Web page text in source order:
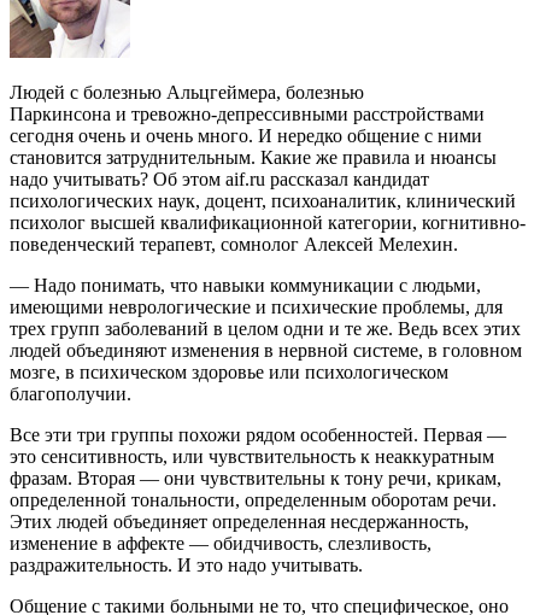
Людей с болезнью Альцгеймера, болезнью
Паркинсона и тревожно-депрессивными расстройствами
сегодня очень и очень много. И нередко общение с ними
становится затруднительным. Какие же правила и нюансы
надо учитывать? Об этом aif.ru рассказал кандидат
психологических наук, доцент, психоаналитик, клинический
психолог высшей квалификационной категории, когнитивно-
поведенческий терапевт, сомнолог Алексей Мелехин.
— Надо понимать, что навыки коммуникации с людьми,
имеющими неврологические и психические проблемы, для
трех групп заболеваний в целом одни и те же. Ведь всех этих
людей объединяют изменения в нервной системе, в головном
мозге, в психическом здоровье или психологическом
благополучии.
Все эти три группы похожи рядом особенностей. Первая —
это сенситивность, или чувствительность к неаккуратным
фразам. Вторая — они чувствительны к тону речи, крикам,
определенной тональности, определенным оборотам речи.
Этих людей объединяет определенная несдержанность,
изменение в аффекте — обидчивость, слезливость,
раздражительность. И это надо учитывать.
Общение с такими больными не то, что специфическое, оно